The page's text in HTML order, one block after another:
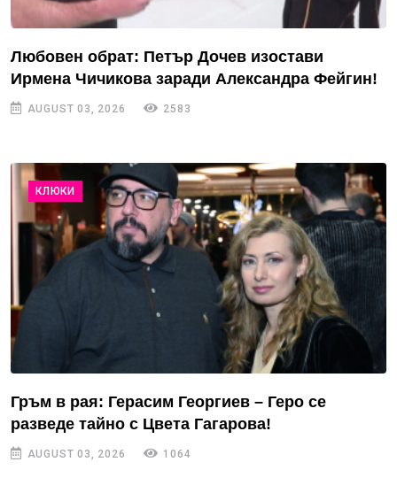
Любовен обрат: Петър Дочев изостави
Ирмена Чичикова заради Александра Фейгин!
AUGUST 03, 2026 2583
КЛЮКИ
Гръм в рая: Герасим Георгиев – Геро се
разведе тайно с Цвета Гагарова!
AUGUST 03, 2026 1064